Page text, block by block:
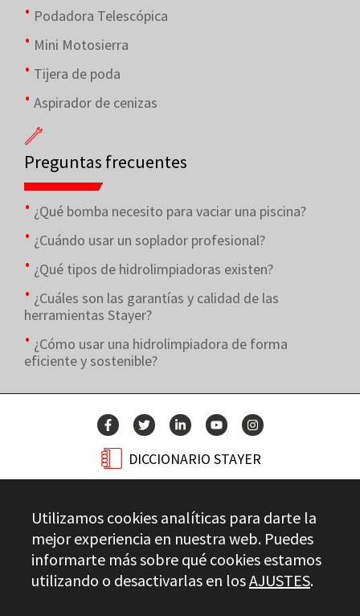
Podadora Telescópica
Mini Motosierra
Tijera de poda
Aspirador de cenizas
Preguntas frecuentes
¿Qué bomba necesito para vaciar una piscina?
¿Cuándo usar un soplador profesional?
¿Qué tipos de hidrolimpiadoras existen?
¿Cuáles son las garantías y calidad de las
herramientas Stayer?
¿Cómo usar una hidrolimpiadora de forma
eficiente y sostenible?
DICCIONARIO STAYER
CONTACTO
Stayer.es © 2026
Utilizamos cookies analíticas para darte la
mejor experiencia en nuestra web. Puedes
informarte más sobre qué cookies estamos
utilizando o desactivarlas en losAJUSTES.